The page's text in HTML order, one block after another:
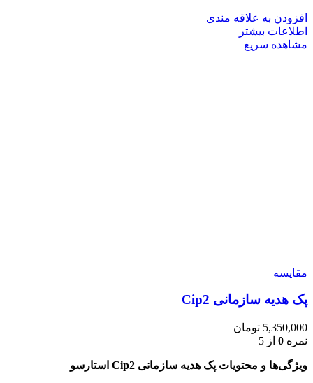
افزودن به علاقه مندی
اطلاعات بیشتر
مشاهده سریع
مقایسه
پک هدیه سازمانی Cip2
5,350,000 تومان
نمره 0 از 5
ویژگی‌ها و محتویات پک هدیه سازمانی Cip2 استارسو